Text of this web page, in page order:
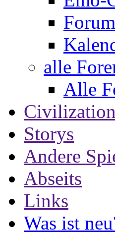
alle
Alle
Civilization
Storys
Andere
Abseits
Links
Was ist